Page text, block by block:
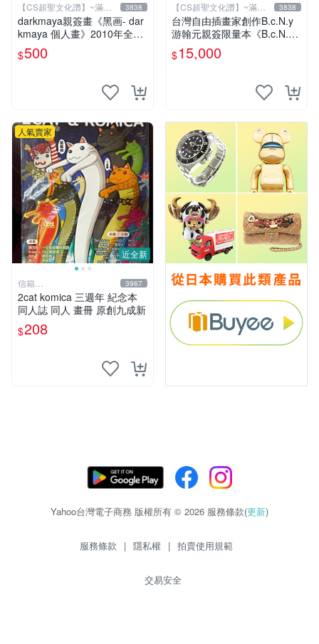
【CS超聖文化讚】~滿千
元送運
3838
darkmaya親簽畫《黑画- dar
kmaya 個人畫》2010年全彩
【CS超聖文化讚】
$500
【CS超聖文化讚】~滿千
元送運
3838
台灣自由插畫家創作B.c.N.y
游翰元親簽限量本《B.c.N.y
個人畫冊 VOL.4 四際光》20
12.07 初版
$15,000
近全新
人氣賣家
信箱
paul600510@yahoo.com.tw
3967
2cat komica 三週年 紀念本
同人誌 同人 畫冊 原創九成新
$208
Yahoo台灣電子商務 版權所有 © 2026 服務條款(更新)
服務條款 | 隱私權 | 拍賣使用規範
交易安全